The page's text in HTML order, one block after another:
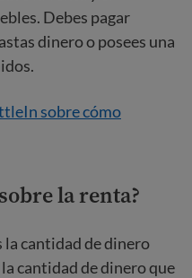
Debes pagar
dinero o posees una
sobre cómo
la renta?
la cantidad de dinero
cantidad de dinero que